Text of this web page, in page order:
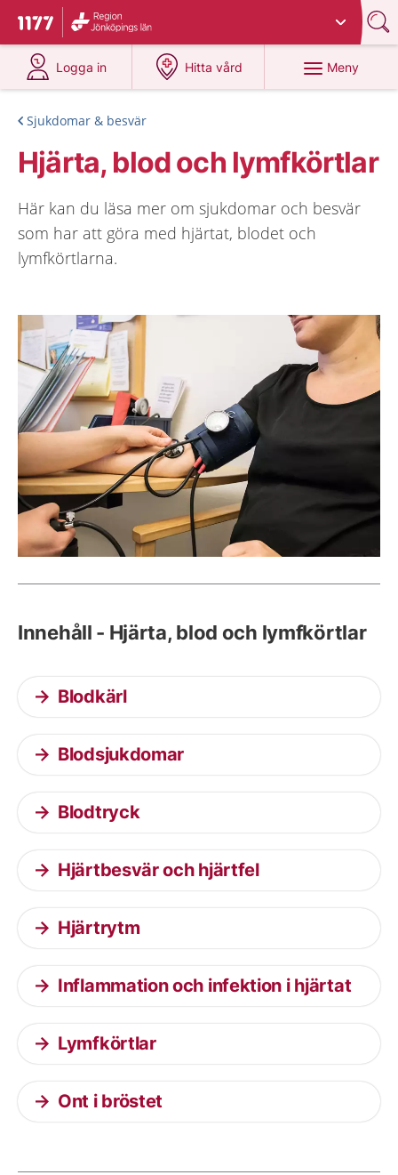
Till startsidan för 1177
Du har valt region
Logga in
på 1177.se
Hitta vård
på 1177.se
Meny
Sjukdomar & besvär
Hjärta, blod och lymfkörtlar
Här kan du läsa mer om sjukdomar och besvär
som har att göra med hjärtat, blodet och
lymfkörtlarna.
Innehåll - Hjärta, blod och lymfkörtlar
Blodkärl
Blodsjukdomar
Blodtryck
Hjärtbesvär och hjärtfel
Hjärtrytm
Inflammation och infektion i hjärtat
Lymfkörtlar
Ont i bröstet